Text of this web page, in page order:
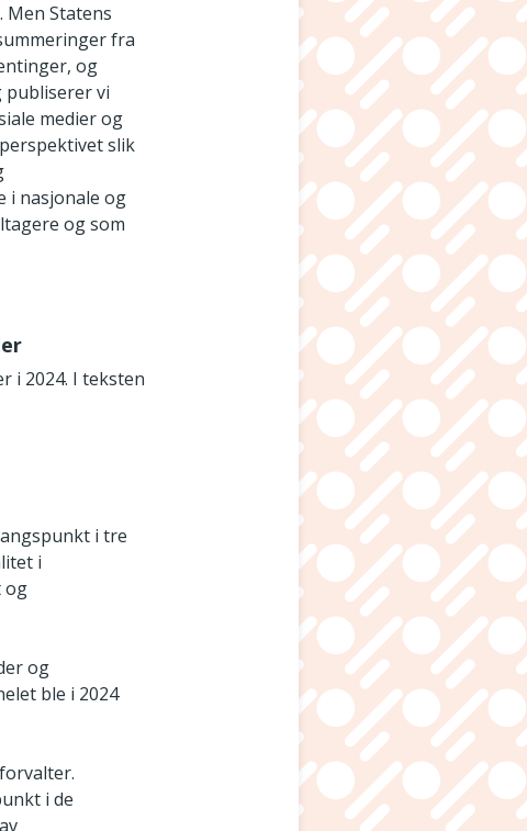
Statens
fra
og
vi
medier og
slik
i nasjonale og
og som
i 2024. I teksten
i tre
i
og
og
ble i 2024
i de